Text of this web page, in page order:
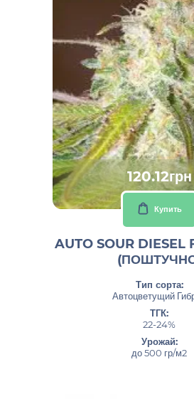
120.12грн
Купить
AUTO SOUR DIESEL
Тип сорта:
Автоцветущий
ТГК:
22-24%
Урожай:
до 500 гр/м2